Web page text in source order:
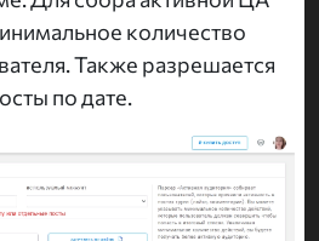
количество
Также разрешается
по дате.